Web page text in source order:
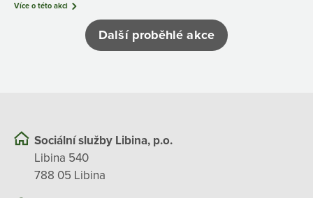
Více o této akci
Další proběhlé akce
Sociální služby Libina, p.o.
Libina 540
788 05 Libina